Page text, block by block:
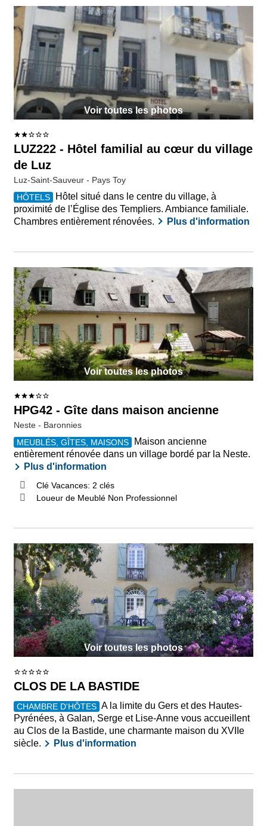
LUZ222 - Hôtel familial au cœur du village
de Luz
Luz-Saint-Sauveur - Pays Toy
HÔTELS
Hôtel situé dans le centre du village, à
proximité de l’Église des Templiers. Ambiance familiale.
Chambres entièrement rénovées.
Plus d'information
Voir toutes les photos
HPG42 - Gîte dans maison ancienne
Neste - Baronnies
MEUBLÉS, GÎTES, MAISONS
Maison ancienne
entièrement rénovée dans un village bordé par la Neste.
Plus d'information
Clé Vacances: 2 clés
Loueur de Meublé Non Professionnel
Voir toutes les photos
CLOS DE LA BASTIDE
CHAMBRE D'HÔTES A la limite du Gers et des Hautes-
Pyrénées, à Galan, Serge et Lise-Anne vous accueillent
au Clos de la Bastide, une charmante maison du XVIIe
siècle.
Plus d'information
Voir toutes les photos